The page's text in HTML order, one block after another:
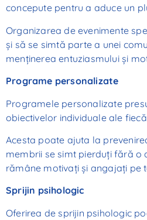
concepute pentru a aduce un
Organizarea de evenimente
și să se simtă parte a unei
menținerea entuziasmului și
Programe personalizate
Programele personalizate
obiectivelor individuale ale
Acesta poate ajuta la
membrii se simt pierduți fără o
rămâne motivați și angajați pe
Sprijin psihologic
Oferirea de sprijin psihologic